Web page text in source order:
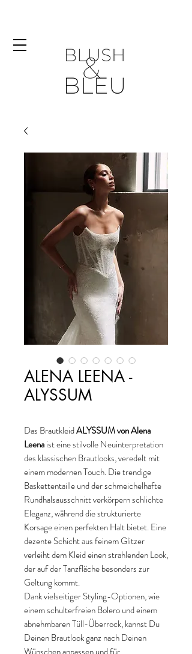
ALENA LEENA -
ALYSSUM
Das BrautkleidALYSSUM von Alena
Leenaist eine stilvolle Neuinterpretation
des klassischen Brautlooks, veredelt mit
einem modernen Touch. Die trendige
Baskettentaille und der schmeichelhafte
Rundhalsausschnitt verkörpern schlichte
Eleganz, während die strukturierte
Korsage einen perfekten Halt bietet. Eine
dezente Schicht aus feinem Glitzer
verleiht dem Kleid einen strahlenden Look,
der auf der Tanzfläche besonders zur
Geltung kommt.
Dank vielseitiger Styling-Optionen, wie
einem schulterfreien Bolero und einem
abnehmbaren Tüll-Überrock, kannst Du
Deinen Brautlook ganz nach Deinen